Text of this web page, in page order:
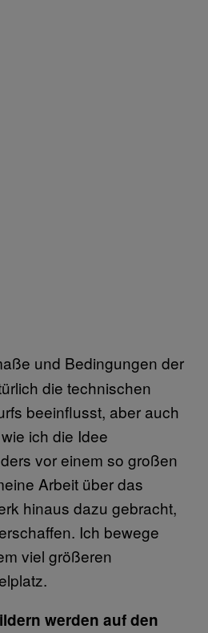
und Bedingungen der
die technischen
beeinflusst, aber auch
ich die Idee
vor einem so großen
Arbeit über das
hinaus dazu gebracht,
Ich bewege
viel größeren
werden auf den